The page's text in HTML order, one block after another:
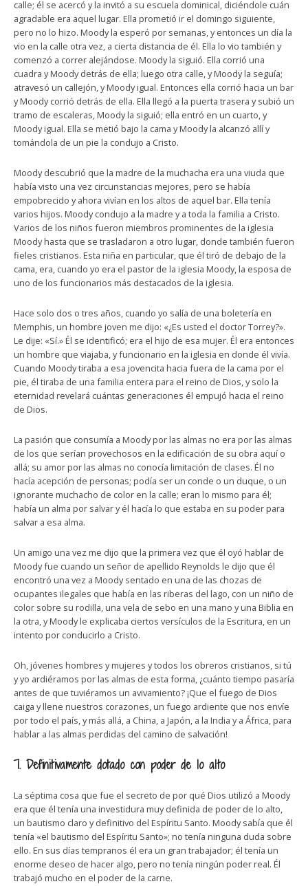
calle; él se acercó y la invitó a su escuela dominical, diciéndole cuán
agradable era aquel lugar. Ella prometió ir el domingo siguiente,
pero no lo hizo. Moody la esperó por semanas, y entonces un día la
vio en la calle otra vez, a cierta distancia de él. Ella lo vio también y
comenzó a correr alejándose. Moody la siguió. Ella corrió una
cuadra y Moody detrás de ella; luego otra calle, y Moody la seguía;
atravesó un callejón, y Moody igual. Entonces ella corrió hacia un bar
y Moody corrió detrás de ella. Ella llegó a la puerta trasera y subió un
tramo de escaleras, Moody la siguió; ella entró en un cuarto, y
Moody igual. Ella se metió bajo la cama y Moody la alcanzó allí y
tomándola de un pie la condujo a Cristo.
Moody descubrió que la madre de la muchacha era una viuda que
había visto una vez circunstancias mejores, pero se había
empobrecido y ahora vivían en los altos de aquel bar. Ella tenía
varios hijos. Moody condujo a la madre y a toda la familia a Cristo.
Varios de los niños fueron miembros prominentes de la iglesia
Moody hasta que se trasladaron a otro lugar, donde también fueron
fieles cristianos. Esta niña en particular, que él tiró de debajo de la
cama, era, cuando yo era el pastor de la iglesia Moody, la esposa de
uno de los funcionarios más destacados de la iglesia.
Hace solo dos o tres años, cuando yo salía de una boletería en
Memphis, un hombre joven me dijo: «¿Es usted el doctor Torrey?».
Le dije: «Sí.» Él se identificó; era el hijo de esa mujer. Él era entonces
un hombre que viajaba, y funcionario en la iglesia en donde él vivía.
Cuando Moody tiraba a esa jovencita hacia fuera de la cama por el
pie, él tiraba de una familia entera para el reino de Dios, y solo la
eternidad revelará cuántas generaciones él empujó hacia el reino
de Dios.
La pasión que consumía a Moody por las almas no era por las almas
de los que serían provechosos en la edificación de su obra aquí o
allá; su amor por las almas no conocía limitación de clases. Él no
hacía acepción de personas; podía ser un conde o un duque, o un
ignorante muchacho de color en la calle; eran lo mismo para él;
había un alma por salvar y él hacía lo que estaba en su poder para
salvar a esa alma.
Un amigo una vez me dijo que la primera vez que él oyó hablar de
Moody fue cuando un señor de apellido Reynolds le dijo que él
encontró una vez a Moody sentado en una de las chozas de
ocupantes ilegales que había en las riberas del lago, con un niño de
color sobre su rodilla, una vela de sebo en una mano y una Biblia en
la otra, y Moody le explicaba ciertos versículos de la Escritura, en un
intento por conducirlo a Cristo.
Oh, jóvenes hombres y mujeres y todos los obreros cristianos, si tú
y yo ardiéramos por las almas de esta forma, ¿cuánto tiempo pasaría
antes de que tuviéramos un avivamiento? ¡Que el fuego de Dios
caiga y llene nuestros corazones, un fuego ardiente que nos envíe
por todo el país, y más allá, a China, a Japón, a la India y a África, para
hablar a las almas perdidas del camino de salvación!
7. Definitivamente dotado con poder de lo alto
La séptima cosa que fue el secreto de por qué Dios utilizó a Moody
era que él tenía una investidura muy definida de poder de lo alto,
un bautismo claro y definitivo del Espíritu Santo. Moody sabía que él
tenía «el bautismo del Espíritu Santo»; no tenía ninguna duda sobre
ello. En sus días tempranos él era un gran trabajador; él tenía un
enorme deseo de hacer algo, pero no tenía ningún poder real. Él
trabajó mucho en el poder de la carne.